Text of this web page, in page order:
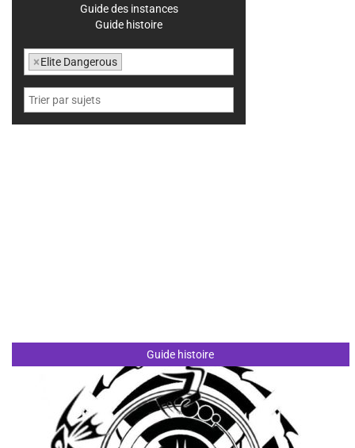
Guide histoire
Guide des instances
Guide histoire
×Elite Dangerous